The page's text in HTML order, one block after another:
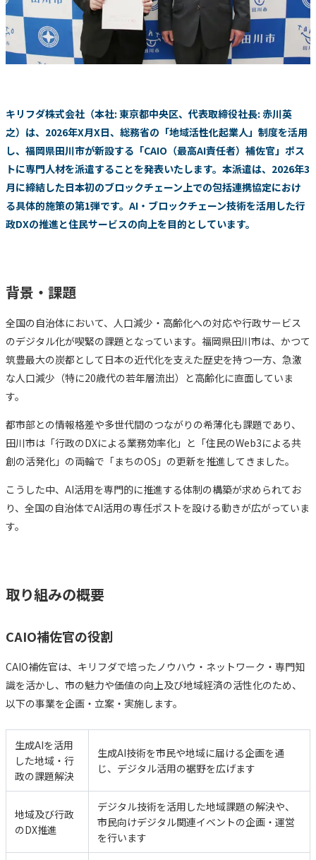
キリフダ株式会社（本社: 東京都中央区、代表取締役社長: 赤川英
之）は、2026年X月X日、総務省の「地域活性化起業人」制度を活用
し、福岡県田川市が新設する「CAIO（最高AI責任者）補佐官」ポス
トに専門人材を派遣することを発表いたします。本派遣は、2026年3
月に締結した日本初のブロックチェーン上での包括連携協定におけ
る具体的施策の第1弾です。AI・ブロックチェーン技術を活用した行
政DXの推進と住民サービスの向上を目的としています。
背景・課題
全国の自治体において、人口減少・高齢化への対応や行政サービス
のデジタル化が喫緊の課題となっています。福岡県田川市は、かつて
筑豊最大の炭都として日本の近代化を支えた歴史を持つ一方、急激
な人口減少（特に20歳代の若年層流出）と高齢化に直面していま
す。
都市部との情報格差や多世代間のつながりの希薄化も課題であり、
田川市は「行政のDXによる業務効率化」と「住民のWeb3による共
創の活発化」の両輪で「まちのOS」の更新を推進してきました。
こうした中、AI活用を専門的に推進する体制の構築が求められてお
り、全国の自治体でAI活用の専任ポストを設ける動きが広がっていま
す。
取り組みの概要
CAIO補佐官の役割
CAIO補佐官は、キリフダで培ったノウハウ・ネットワーク・専門知
識を活かし、市の魅力や価値の向上及び地域経済の活性化のため、
以下の事業を企画・立案・実施します。
生成AIを活用
した地域・行
政の課題解決
生成AI技術を市民や地域に届ける企画を通
じ、デジタル活用の裾野を広げます
地域及び行政
のDX推進
デジタル技術を活用した地域課題の解決や、
市民向けデジタル関連イベントの企画・運営
を行います